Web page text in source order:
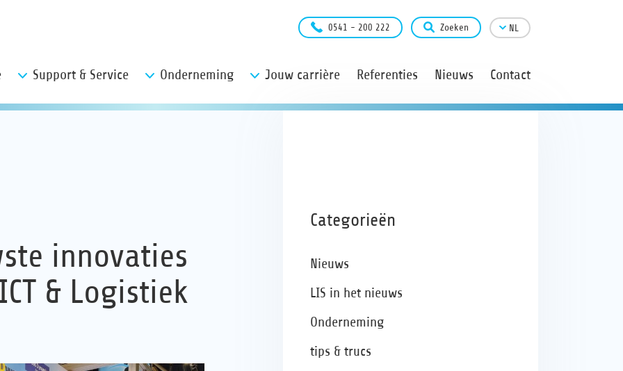
Support & Service Onderneming Jouw carrière Referenties Nieuws Contact
0541 - 200 222 Zoeken NL
innovaties
& Logistiek
Categorieën
Nieuws
LIS in het nieuws
Onderneming
tips & trucs